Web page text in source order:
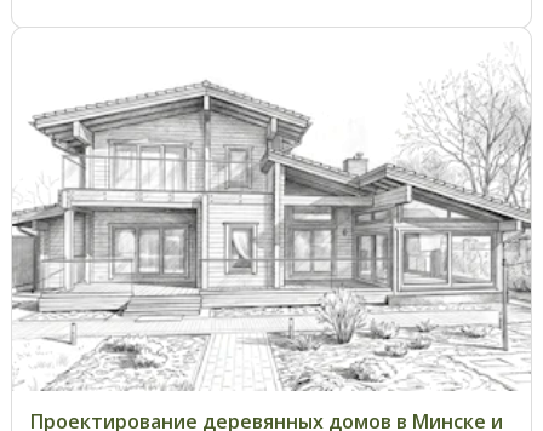
Проектирование деревянных домов в Минске и